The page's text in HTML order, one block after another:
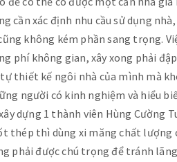
cần xác định nhu cầu sử dụng
không kém phần sang trọng.
phí không gian, xây xong phải
thiết kế ngôi nhà của mình mà
người có kinh nghiệm và hiểu
dựng 1 thành viên Hùng Cường
thép thì dùng xi măng chất
phải được chú trọng để tránh